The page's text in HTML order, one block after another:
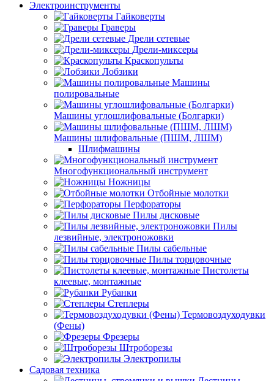
Электроинструменты
Гайковерты
Граверы
Дрели сетевые
Дрели-миксеры
Краскопульты
Лобзики
Машины
полировальные
Машины углошлифовальные (Болгарки)
Машины шлифовальные (ПШМ, ЛШМ)
Шлифмашины
Многофункциональный инструмент
Ножницы
Отбойные молотки
Перфораторы
Пилы дисковые
Пилы
лезвийные, электроножовки
Пилы сабельные
Пилы торцовочные
Пистолеты
клеевые, монтажные
Рубанки
Степлеры
Термовоздуходувки
(Фены)
Фрезеры
Штроборезы
Электропилы
Садовая техника